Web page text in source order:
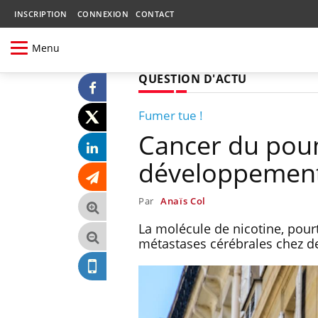
INSCRIPTION CONNEXION CONTACT
Menu
QUESTION D'ACTU
Fumer tue !
Cancer du
Par Anaïs Col
La molécule de nicotine,
métastases cérébrales chez